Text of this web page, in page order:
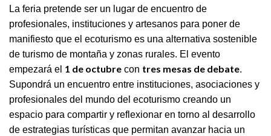
La feria pretende ser un lugar de encuentro de
profesionales, instituciones y artesanos para poner de
manifiesto que el ecoturismo es una alternativa sostenible
de turismo de montaña y zonas rurales. El evento
empezará el 1 de octubre con tres mesas de debate.
Supondrá un encuentro entre instituciones, asociaciones y
profesionales del mundo del ecoturismo creando un
espacio para compartir y reflexionar en torno al desarrollo
de estrategias turísticas que permitan avanzar hacia un